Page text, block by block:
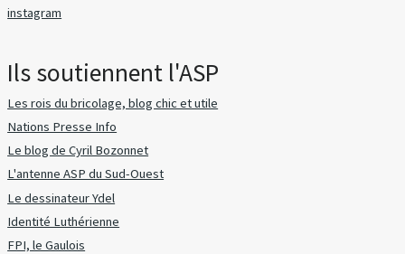
instagram
Ils soutiennent l'ASP
Les rois du bricolage, blog chic et utile
Nations Presse Info
Le blog de Cyril Bozonnet
L'antenne ASP du Sud-Ouest
Le dessinateur Ydel
Identité Luthérienne
FPI, le Gaulois